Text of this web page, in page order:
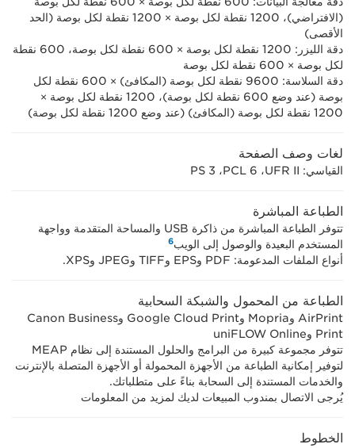
(الافتراضي)، 1200 نقطة لكل بوصة × 1200 نقطة لكل بوصة (الحد
الأقصى)
دقة الليزر: 1200 نقطة لكل بوصة × 600 نقطة لكل بوصة، 600 نقطة
لكل بوصة × 600 نقطة لكل بوصة
دقة السلاسة: 9600 نقطة لكل بوصة (المكافئ) × ‏600 نقطة لكل
بوصة (عند وضع 600 نقطة لكل بوصة)، 1200 نقطة لكل بوصة ×
1200 نقطة لكل بوصة (المكافئ) (عند وضع 1200 نقطة لكل بوصة)
لغات وصف الصفحة
القياسي: ‏UFR II، ‏PCL 6، ‏PS 3
الطباعة المباشرة
تتوفر الطباعة المباشرة من ذاكرة USB والمساحة المتقدمة وواجهة
المستخدم البعيدة والوصول إلى الويب6
أنواع الملفات المدعومة: PDF وEPS وTIFF وJPEG وXPS.
الطباعة من المحمول والشبكة السحابية
AirPrint وMopria وGoogle Cloud Print وCanon Business
Print وuniFLOW Online
تتوفر مجموعة كبيرة من البرامج والحلول المستندة إلى نظام MEAP
لتوفير إمكانية الطباعة من الأجهزة المحمولة أو الأجهزة المتصلة بالإنترنت
والخدمات المستندة إلى السحابة بناءً على متطلباتك.
يُرجى الاتصال بمندوب المبيعات لديك لمزيد من المعلومات
الخطوط